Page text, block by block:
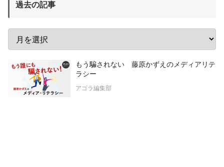
過去の記事
もう騙されない 藤原かずえのメディアリテ
ラシー
アゴラ編集部